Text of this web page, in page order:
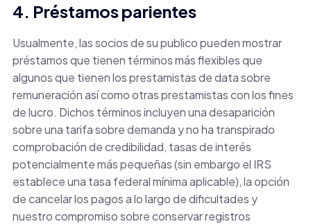
4. Préstamos parientes
Usualmente, las socios de su publico pueden mostrar
préstamos que tienen términos más flexibles que
algunos que tienen los prestamistas de data sobre
remuneración así­ como otras prestamistas con los fines
de lucro. Dichos términos incluyen una desaparición
sobre una tarifa sobre demanda y no ha transpirado
comprobación de credibilidad, tasas de interés
potencialmente más pequeñas (sin embargo el IRS
establece una tasa federal mínima aplicable), la opción
de cancelar los pagos a lo largo de dificultades y
nuestro compromiso sobre conservar registros